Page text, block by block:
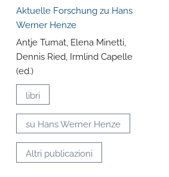
Aktuelle Forschung zu Hans
Werner Henze
Antje Tumat, Elena Minetti,
Dennis Ried, Irmlind Capelle
(ed.)
libri
su Hans Werner Henze
Altri publicazioni